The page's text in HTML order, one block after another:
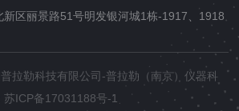
新区丽景路51号明发银河城1栋-1917、1918
拉勒科技有限公司-普拉勒（南京）仪器科
苏ICP备17031188号-1